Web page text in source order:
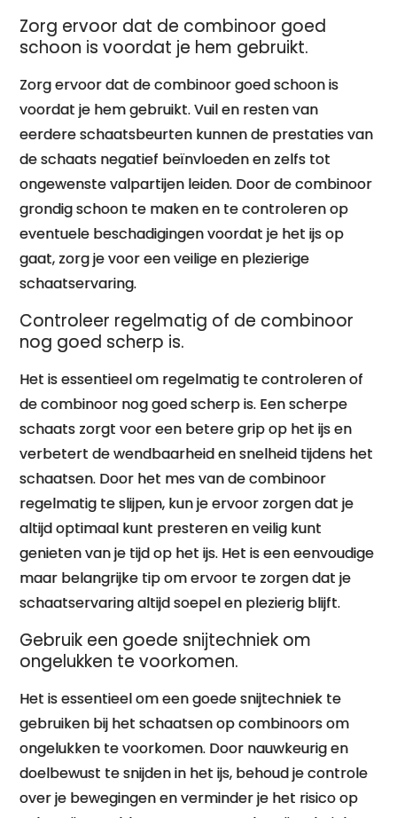
Zorg ervoor dat de combinoor goed
schoon is voordat je hem gebruikt.
Zorg ervoor dat de combinoor goed schoon is
voordat je hem gebruikt. Vuil en resten van
eerdere schaatsbeurten kunnen de prestaties van
de schaats negatief beïnvloeden en zelfs tot
ongewenste valpartijen leiden. Door de combinoor
grondig schoon te maken en te controleren op
eventuele beschadigingen voordat je het ijs op
gaat, zorg je voor een veilige en plezierige
schaatservaring.
Controleer regelmatig of de combinoor
nog goed scherp is.
Het is essentieel om regelmatig te controleren of
de combinoor nog goed scherp is. Een scherpe
schaats zorgt voor een betere grip op het ijs en
verbetert de wendbaarheid en snelheid tijdens het
schaatsen. Door het mes van de combinoor
regelmatig te slijpen, kun je ervoor zorgen dat je
altijd optimaal kunt presteren en veilig kunt
genieten van je tijd op het ijs. Het is een eenvoudige
maar belangrijke tip om ervoor te zorgen dat je
schaatservaring altijd soepel en plezierig blijft.
Gebruik een goede snijtechniek om
ongelukken te voorkomen.
Het is essentieel om een goede snijtechniek te
gebruiken bij het schaatsen op combinoors om
ongelukken te voorkomen. Door nauwkeurig en
doelbewust te snijden in het ijs, behoud je controle
over je bewegingen en verminder je het risico op